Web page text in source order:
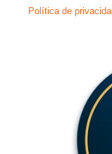
Política de